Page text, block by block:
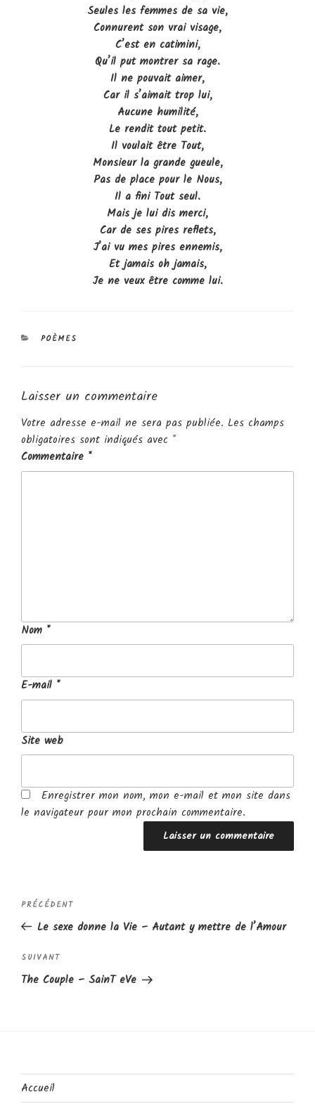
Seules les femmes de sa vie,
Connurent son vrai visage,
C’est en catimini,
Qu’il put montrer sa rage.
Il ne pouvait aimer,
Car il s’aimait trop lui,
Aucune humilité,
Le rendit tout petit.
Il voulait être Tout,
Monsieur la grande gueule,
Pas de place pour le Nous,
Il a fini Tout seul.
Mais je lui dis merci,
Car de ses pires reflets,
J’ai vu mes pires ennemis,
Et jamais oh jamais,
Je ne veux être comme lui.
CATÉGORIES
POÈMES
Laisser un commentaire
Votre adresse e-mail ne sera pas publiée. Les champs
obligatoires sont indiqués avec *
Commentaire *
Nom *
E-mail *
Site web
Enregistrer mon nom, mon e-mail et mon site dans
le navigateur pour mon prochain commentaire.
Navigation
de
l’article
Article
précédent
PRÉCÉDENT
Le sexe donne la Vie – Autant y mettre de l’Amour
Article
suivant
SUIVANT
The Couple – SainT eVe
Accueil